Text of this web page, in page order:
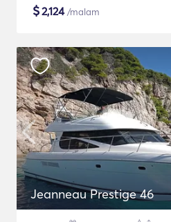
$2,124/malam
Jeanneau Prestige 46